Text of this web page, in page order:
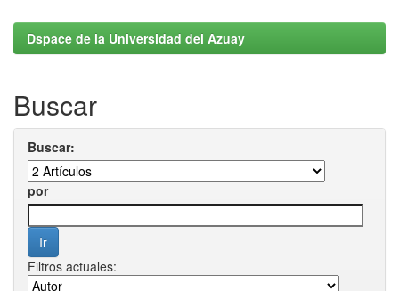
Dspace de la Universidad del Azuay
Buscar
Buscar:
por
Filtros actuales: